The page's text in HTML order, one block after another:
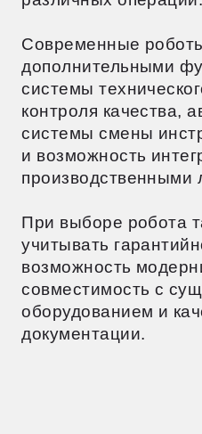
уделяется
Монтаж включает
этапов. Сначала
и фиксируют основание
подключают системы
и охлаждения. Далее
сварочное
координатную систему.
манипулятора,
точности.
Интеграционные
Робот должен быть
синхронизирован с
линиями, системами